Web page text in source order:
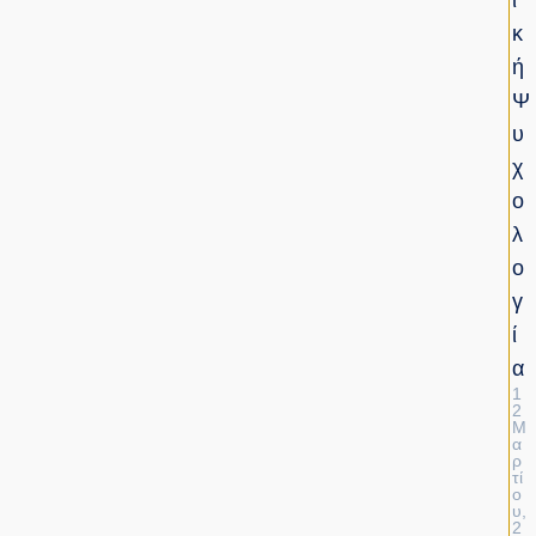
Κ
Ή
Ψ
Υ
Χ
Ο
Λ
Ο
Γ
Ί
Α
1
2
Μ
Α
Ρ
Τί
Ο
Υ,
2